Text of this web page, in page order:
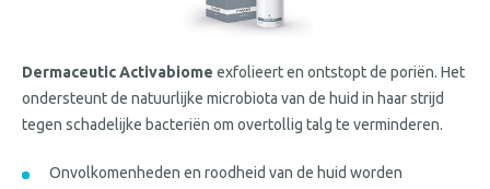
Dermaceutic Activabiome exfolieert en ontstopt de poriën. Het
ondersteunt de natuurlijke microbiota van de huid in haar strijd
tegen schadelijke bacteriën om overtollig talg te verminderen.
Onvolkomenheden en roodheid van de huid worden